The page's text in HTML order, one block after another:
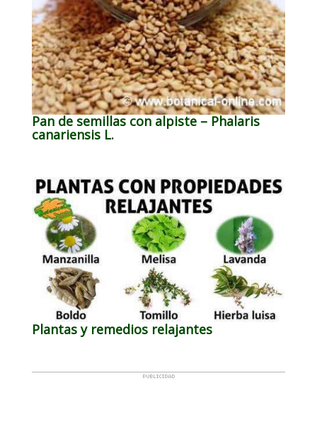
Pan de semillas con alpiste – Phalaris
canariensis L.
Plantas y remedios relajantes